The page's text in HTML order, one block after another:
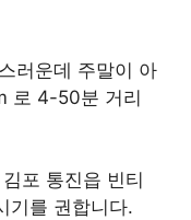
러운데 주말이 아
로 4-50분 거리
포 통진읍 빈티
기를 권합니다.